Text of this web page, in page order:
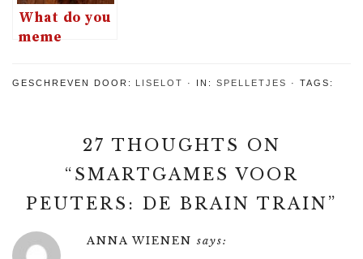
What do you
meme
GESCHREVEN DOOR: LISELOT IN: SPELLETJES TAGS:
27 THOUGHTS ON
“ SMARTGAMES VOOR
PEUTERS: DE BRAIN TRAIN ”
ANNA WIENEN says: